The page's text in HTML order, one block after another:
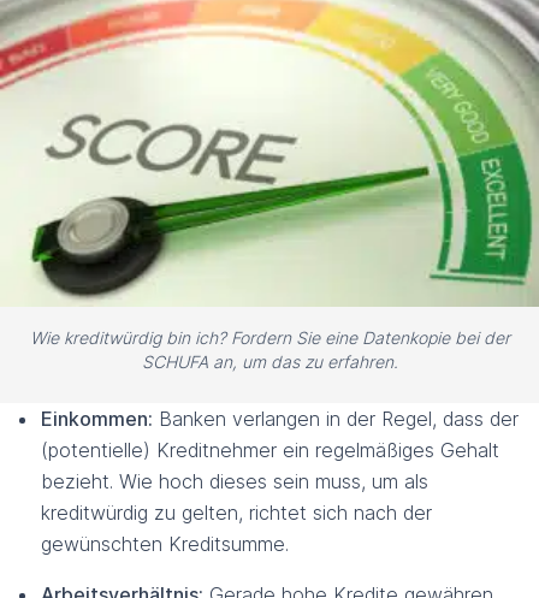
Wie kreditwürdig bin ich? Fordern Sie eine Datenkopie bei der
SCHUFA an, um das zu erfahren.
Einkommen: Banken verlangen in der Regel, dass der
(potentielle) Kreditnehmer ein regelmäßiges Gehalt
bezieht. Wie hoch dieses sein muss, um als
kreditwürdig zu gelten, richtet sich nach der
gewünschten Kreditsumme.